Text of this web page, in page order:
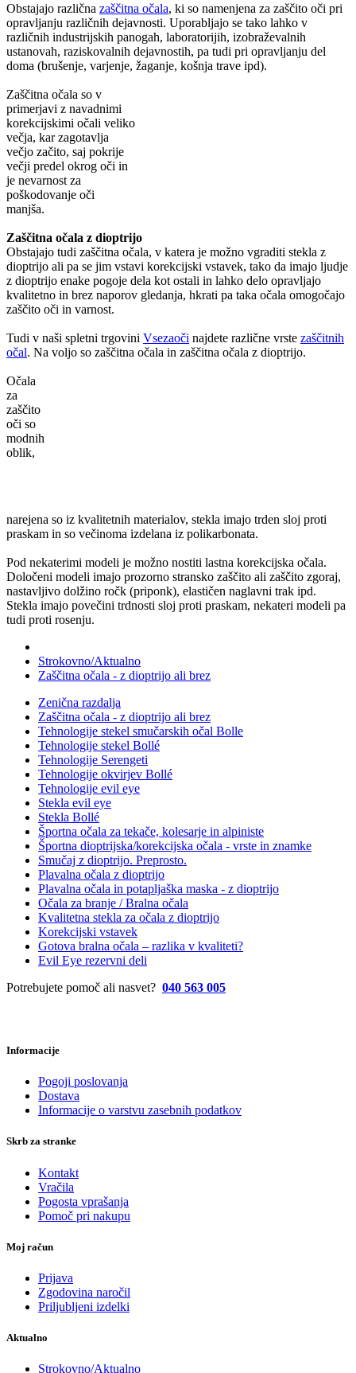
Obstajajo različna zaščitna očala, ki so namenjena za zaščito oči pri
opravljanju različnih dejavnosti. Uporabljajo se tako lahko v
različnih industrijskih panogah, laboratorijih, izobraževalnih
ustanovah, raziskovalnih dejavnostih, pa tudi pri opravljanju del
doma (brušenje, varjenje, žaganje, košnja trave ipd).
Zaščitna očala so v
primerjavi z navadnimi
korekcijskimi očali veliko
večja, kar zagotavlja
večjo začito, saj pokrije
večji predel okrog oči in
je nevarnost za
poškodovanje oči
manjša.
Zaščitna očala z dioptrijo
Obstajajo tudi zaščitna očala, v katera je možno vgraditi stekla z
dioptrijo ali pa se jim vstavi korekcijski vstavek, tako da imajo ljudje
z dioptrijo enake pogoje dela kot ostali in lahko delo opravljajo
kvalitetno in brez naporov gledanja, hkrati pa taka očala omogočajo
zaščito oči in varnost.
Tudi v naši spletni trgovini Vsezaoči najdete različne vrste zaščitnih
očal. Na voljo so zaščitna očala in zaščitna očala z dioptrijo.
Očala
za
zaščito
oči so
modnih
oblik,
narejena so iz kvalitetnih materialov, stekla imajo trden sloj proti
praskam in so večinoma izdelana iz polikarbonata.
Pod nekaterimi modeli je možno nostiti lastna korekcijska očala.
Določeni modeli imajo prozorno stransko zaščito ali zaščito zgoraj,
nastavljivo dolžino ročk (priponk), elastičen naglavni trak ipd.
Stekla imajo povečini trdnosti sloj proti praskam, nekateri modeli pa
tudi proti rosenju.
Strokovno/Aktualno
Zaščitna očala - z dioptrijo ali brez
Zenična razdalja
Zaščitna očala - z dioptrijo ali brez
Tehnologije stekel smučarskih očal Bolle
Tehnologije stekel Bollé
Tehnologije Serengeti
Tehnologije okvirjev Bollé
Tehnologije evil eye
Stekla evil eye
Stekla Bollé
Športna očala za tekače, kolesarje in alpiniste
Športna dioptrijska/korekcijska očala - vrste in znamke
Smučaj z dioptrijo. Preprosto.
Plavalna očala z dioptrijo
Plavalna očala in potapljaška maska - z dioptrijo
Očala za branje / Bralna očala
Kvalitetna stekla za očala z dioptrijo
Korekcijski vstavek
Gotova bralna očala – razlika v kvaliteti?
Evil Eye rezervni deli
Potrebujete pomoč ali nasvet? 040 563 005
Informacije
Pogoji poslovanja
Dostava
Informacije o varstvu zasebnih podatkov
Skrb za stranke
Kontakt
Vračila
Pogosta vprašanja
Pomoč pri nakupu
Moj račun
Prijava
Zgodovina naročil
Priljubljeni izdelki
Aktualno
Strokovno/Aktualno